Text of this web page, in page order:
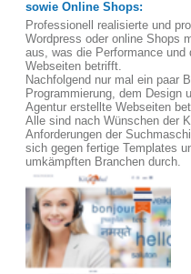
sowie Online Shops:
Professionell realisierte und
Wordpress oder online Shops
aus, was die Performance und
Webseiten betrifft.
Nachfolgend nur mal ein paar
Programmierung, dem Design
Agentur erstellte Webseiten
Alle sind nach Wünschen der
Anforderungen der
sich gegen fertige Templates
umkämpften Branchen durch.